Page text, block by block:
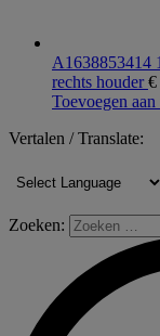
A1638853414
rechts houder€
Toevoegen
Vertalen / Translate:
Zoeken: